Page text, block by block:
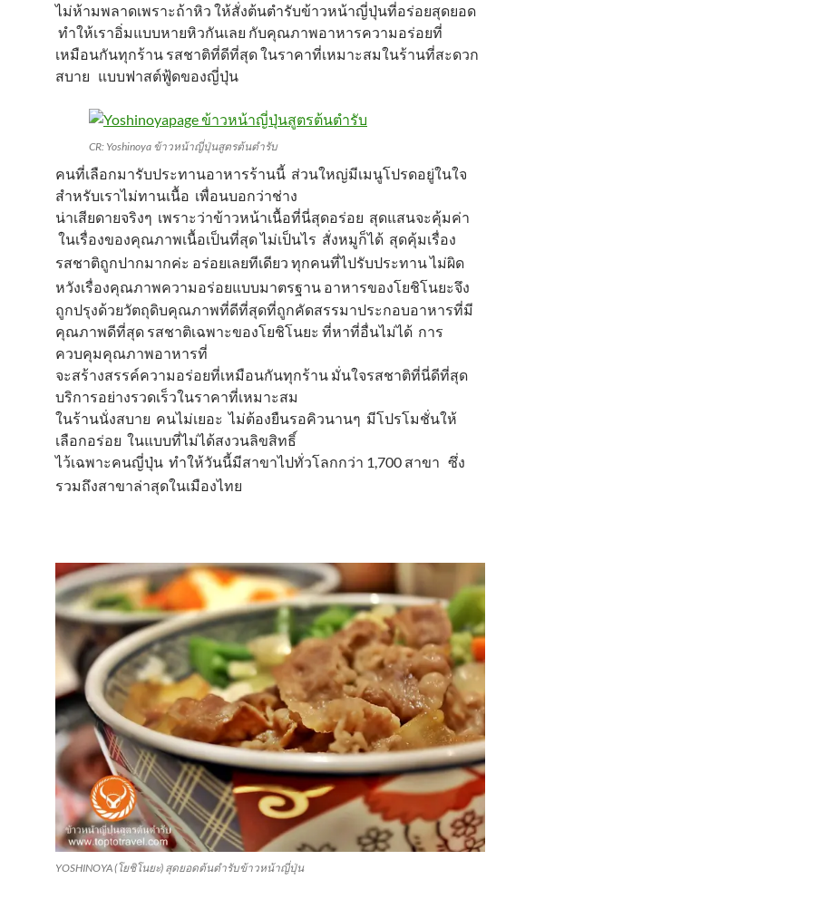
ไม่ห้ามพลาดเพราะถ้าหิว ให้สั่งต้นตำรับข้าวหน้าญี่ปุ่นที่อร่อยสุดยอด
ทำให้เราอิ่มแบบหายหิวกันเลย กับคุณภาพอาหารความอร่อยที่
เหมือนกันทุกร้าน รสชาติที่ดีที่สุด ในราคาที่เหมาะสมในร้านที่สะดวก
สบาย แบบฟาสต์ฟู้ดของญี่ปุ่น
CR: Yoshinoya ข้าวหน้าญี่ปุ่นสูตรต้นตำรับ
คนที่เลือกมารับประทานอาหารร้านนี้ ส่วนใหญ่มีเมนูโปรดอยู่ในใจ
สำหรับเราไม่ทานเนื้อ เพื่อนบอกว่าช่าง
น่าเสียดายจริงๆ เพราะว่าข้าวหน้าเนื้อที่นี่สุดอร่อย สุดแสนจะคุ้มค่า
ในเรื่องของคุณภาพเนื้อเป็นที่สุด ไม่เป็นไร สั่งหมูก็ได้ สุดคุ้มเรื่อง
รสชาติถูกปากมากค่ะ อร่อยเลยทีเดียว ทุกคนที่ไปรับประทาน ไม่ผิด
หวังเรื่องคุณภาพความอร่อยแบบมาตรฐาน อาหารของโยชิโนยะจึง
ถูกปรุงด้วยวัตถุดิบคุณภาพที่ดีที่สุดที่ถูกคัดสรรมาประกอบอาหารที่มี
คุณภาพดีที่สุด รสชาติเฉพาะของโยชิโนยะ ที่หาที่อื่นไม่ได้ การ
ควบคุมคุณภาพอาหารที่
จะสร้างสรรค์ความอร่อยที่เหมือนกันทุกร้าน มั่นใจรสชาติที่นี่ดีที่สุด
บริการอย่างรวดเร็วในราคาที่เหมาะสม
ในร้านนั่งสบาย คนไม่เยอะ ไม่ต้องยืนรอคิวนานๆ มีโปรโมชั่นให้
เลือกอร่อย ในแบบที่ไม่ได้สงวนลิขสิทธิ์
ไว้เฉพาะคนญี่ปุ่น ทำให้วันนี้มีสาขาไปทั่วโลกกว่า 1,700 สาขา ซึ่ง
รวมถึงสาขาล่าสุดในเมืองไทย
YOSHINOYA (โยชิโนยะ) สุดยอดต้นตำรับข้าวหน้าญี่ปุ่น